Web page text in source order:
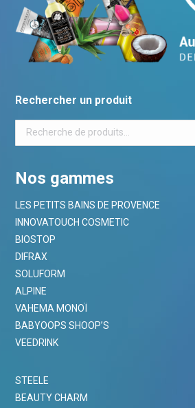
Rechercher un produit
Nos gammes
LES PETITS BAINS DE PROVENCE
INNOVATOUCH COSMETIC
BIOSTOP
DIFRAX
SOLUFORM
ALPINE
VAHEMA MONOÏ
BABYOOPS SHOOP’S
VEEDRINK
STEELE
BEAUTY CHARM